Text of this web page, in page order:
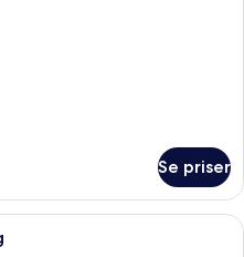
Se priser
Senger med overmadrass, safe på